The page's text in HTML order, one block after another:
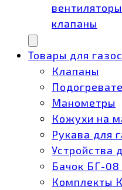
клапаны
Товары для
Клапаны
Манометры
Кожухи на
Рукава для
Устройства
Бачок БГ-
Комплекты